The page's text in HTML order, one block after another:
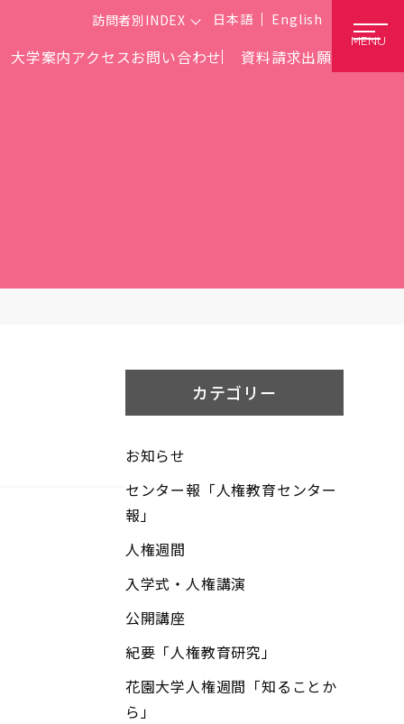
訪問者別INDEX 日本語 English
大学案内アクセスお問い合わせ 資料請求出願
MENU
カテゴリー
お知らせ
センター報「人権教育センター
報」
人権週間
入学式・人権講演
公開講座
紀要「人権教育研究」
花園大学人権週間「知ることか
ら」